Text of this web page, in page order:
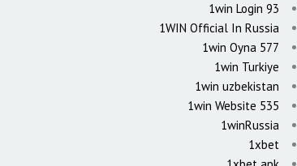
1win Login 93
1WIN Official In Russia
1win Oyna 577
1win Turkiye
1win uzbekistan
1win Website 535
1winRussia
1xbet